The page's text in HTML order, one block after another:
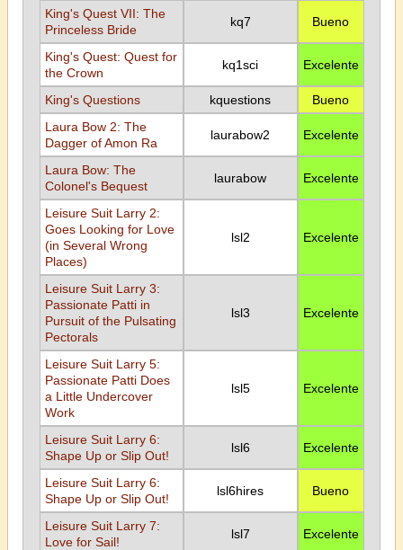
King's Quest VII: The
Princeless Bride
kq7 Bueno
King's Quest: Quest for
the Crown
kq1sci Excelente
King's Questions kquestions
Bueno
Laura Bow 2: The
Dagger of Amon Ra
laurabow2 Excelente
Laura Bow: The
Colonel's Bequest
laurabow Excelente
Leisure Suit Larry 2:
Goes Looking for Love
(in Several Wrong
Places)
lsl2 Excelente
Leisure Suit Larry 3:
Passionate Patti in
Pursuit of the Pulsating
Pectorals
lsl3 Excelente
Leisure Suit Larry 5:
Passionate Patti Does
a Little Undercover
Work
lsl5 Excelente
Leisure Suit Larry 6:
Shape Up or Slip Out!
lsl6 Excelente
Leisure Suit Larry 6:
Shape Up or Slip Out!
lsl6hires Bueno
Leisure Suit Larry 7:
Love for Sail!
lsl7 Excelente